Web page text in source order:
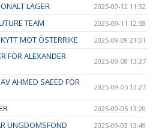
LÄGER 2025-09-12 11:32
TEAM 2025-09-11 12:58
MOT ÖSTERRIKE 2025-09-09 21:01
FÖR ALEXANDER
2025-09-08 13:27
AHMED SAEED FÖR
2025-09-05 13:27
2025-09-05 13:20
UNGDOMSFOND 2025-09-03 13:49